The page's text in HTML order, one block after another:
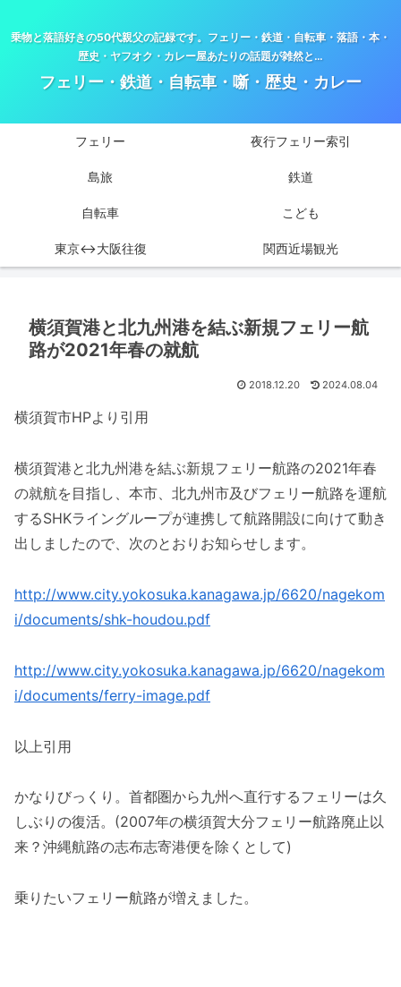
乗物と落語好きの50代親父の記録です。フェリー・鉄道・自転車・落語・本・
歴史・ヤフオク・カレー屋あたりの話題が雑然と…
フェリー・鉄道・自転車・噺・歴史・カレー
フェリー 夜行フェリー索引
島旅 鉄道
自転車 こども
東京↔大阪往復 関西近場観光
横須賀港と北九州港を結ぶ新規フェリー航
路が2021年春の就航
2018.12.20 2024.08.04
横須賀市HPより引用
横須賀港と北九州港を結ぶ新規フェリー航路の2021年春
の就航を目指し、本市、北九州市及びフェリー航路を運航
するSHKライングループが連携して航路開設に向けて動き
出しましたので、次のとおりお知らせします。
http://www.city.yokosuka.kanagawa.jp/6620/nagekom
i/documents/shk-houdou.pdf
http://www.city.yokosuka.kanagawa.jp/6620/nagekom
i/documents/ferry-image.pdf
以上引用
かなりびっくり。首都圏から九州へ直行するフェリーは久
しぶりの復活。(2007年の横須賀大分フェリー航路廃止以
来？沖縄航路の志布志寄港便を除くとして)
乗りたいフェリー航路が増えました。